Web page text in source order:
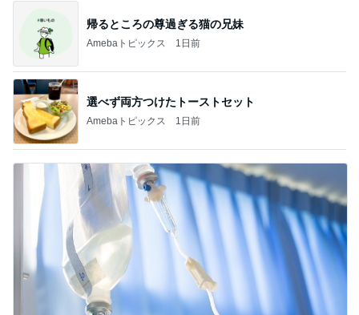
記事を読む
遊び心がある大人も楽しめるピアス
Amebaトピックス
有名店の八つ橋の真剣な食べ比べ
Amebaトピックス 1日前
だいた 無性に食べたくなった生姜
Amebaトピックス 1日前
女性を見る目がないと言われる原因